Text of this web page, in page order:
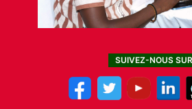
SUIVEZ-NOUS SUR